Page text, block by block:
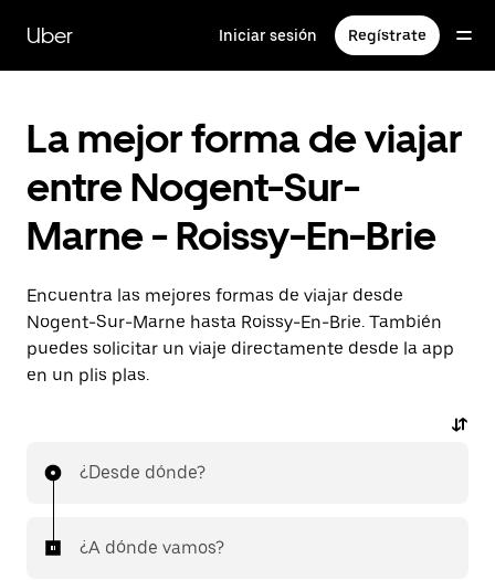
contenido
principal
Uber Iniciar sesión Regístrate
La mejor forma de viajar
entre Nogent-Sur-
Marne - Roissy-En-Brie
Encuentra las mejores formas de viajar desde
Nogent-Sur-Marne hasta Roissy-En-Brie. También
puedes solicitar un viaje directamente desde la app
en un plis plas.
¿Desde dónde?
¿A dónde vamos?